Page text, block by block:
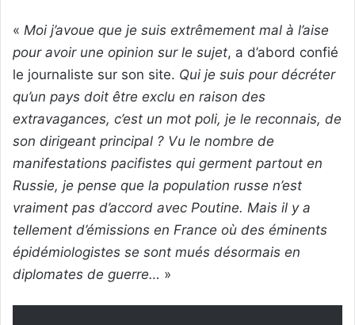
« Moi j’avoue que je suis extrêmement mal à l’aise
pour avoir une opinion sur le sujet, a d’abord confié
le journaliste sur son site. Qui je suis pour décréter
qu’un pays doit être exclu en raison des
extravagances, c’est un mot poli, je le reconnais, de
son dirigeant principal ? Vu le nombre de
manifestations pacifistes qui germent partout en
Russie, je pense que la population russe n’est
vraiment pas d’accord avec Poutine. Mais il y a
tellement d’émissions en France où des éminents
épidémiologistes se sont mués désormais en
diplomates de guerre… »